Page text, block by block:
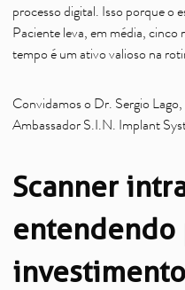
processo digital. Isso porque o
Paciente leva, em média, cinco
tempo é um ativo valioso na
Convidamos o Dr. Sergio
Ambassador S.I.N. Implant
Scanner
entendendo